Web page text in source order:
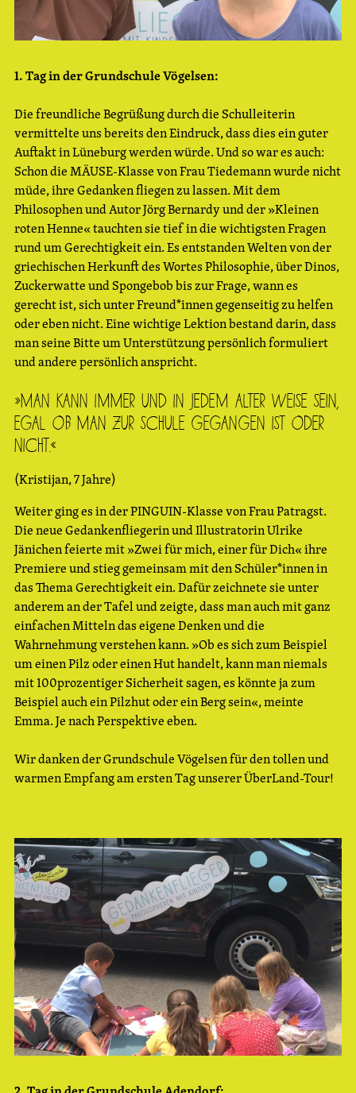
1. Tag in der Grundschule Vögelsen:
Die freundliche Begrüßung durch die Schulleiterin
vermittelte uns bereits den Eindruck, dass dies ein guter
Auftakt in Lüneburg werden würde. Und so war es auch:
Schon die MÄUSE-Klasse von Frau Tiedemann wurde nicht
müde, ihre Gedanken fliegen zu lassen. Mit dem
Philosophen und Autor Jörg Bernardy und der »Kleinen
roten Henne« tauchten sie tief in die wichtigsten Fragen
rund um Gerechtigkeit ein. Es entstanden Welten von der
griechischen Herkunft des Wortes Philosophie, über Dinos,
Zuckerwatte und Spongebob bis zur Frage, wann es
gerecht ist, sich unter Freund*innen gegenseitig zu helfen
oder eben nicht. Eine wichtige Lektion bestand darin, dass
man seine Bitte um Unterstützung persönlich formuliert
und andere persönlich anspricht.
»Man kann immer und in jedem Alter weise sein,
egal ob man zur Schule gegangen ist oder
nicht.«
(Kristijan, 7 Jahre)
Weiter ging es in der PINGUIN-Klasse von Frau Patragst.
Die neue Gedankenfliegerin und Illustratorin Ulrike
Jänichen feierte mit »Zwei für mich, einer für Dich« ihre
Premiere und stieg gemeinsam mit den Schüler*innen in
das Thema Gerechtigkeit ein. Dafür zeichnete sie unter
anderem an der Tafel und zeigte, dass man auch mit ganz
einfachen Mitteln das eigene Denken und die
Wahrnehmung verstehen kann. »Ob es sich zum Beispiel
um einen Pilz oder einen Hut handelt, kann man niemals
mit 100prozentiger Sicherheit sagen, es könnte ja zum
Beispiel auch ein Pilzhut oder ein Berg sein«, meinte
Emma. Je nach Perspektive eben.
Wir danken der Grundschule Vögelsen für den tollen und
warmen Empfang am ersten Tag unserer ÜberLand-Tour!